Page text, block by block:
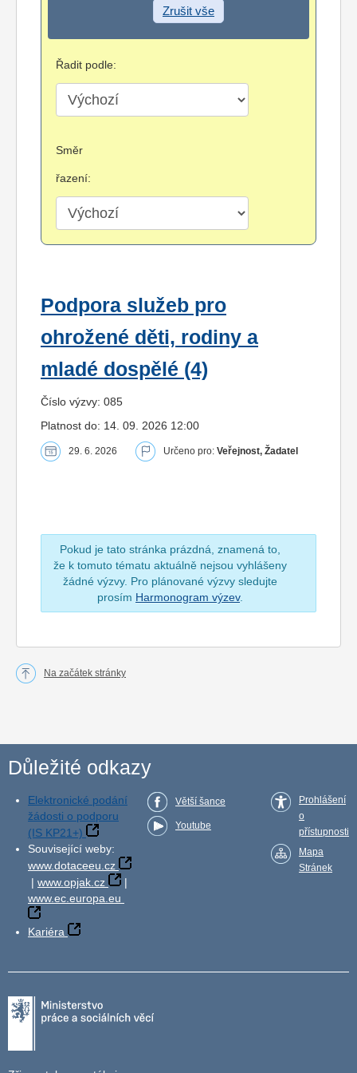
Zrušit vše
Řadit podle:
Směr
řazení:
Podpora služeb pro
ohrožené děti, rodiny a
mladé dospělé (4)
Číslo výzvy: 085
Platnost do: 14. 09. 2026 12:00
29. 6. 2026 Určeno pro: Veřejnost, Žadatel
Pokud je tato stránka prázdná, znamená to,
že k tomuto tématu aktuálně nejsou vyhlášeny
žádné výzvy. Pro plánované výzvy sledujte
prosím Harmonogram výzev.
Na začátek stránky
Důležité odkazy
Elektronické podání
žádosti o podporu
(IS KP21+)
Související weby:
www.dotaceeu.cz
| www.opjak.cz
|
www.ec.europa.eu
Kariéra
Větší šance
Youtube
Prohlášení
o
přístupnosti
Mapa
Stránek